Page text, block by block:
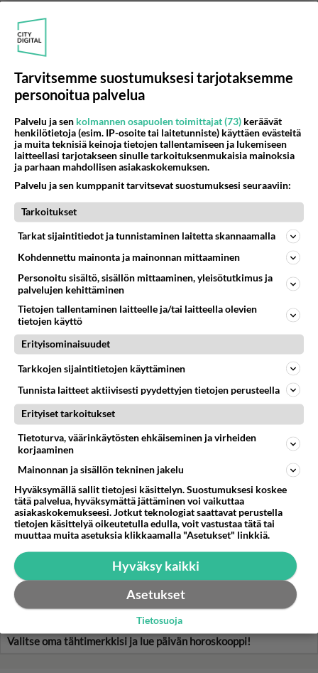
RESEPTIT
Kikhernepihvit on vaivaton
Nakkikeitto on arjen
pelastajakeitto.
Omenahillo kokoaa syksyn
omenasadon.
Joululimpussa maistuvat
fenkoli, pomeranssi ja anis.
Kantarellikastike on
loppukesän upea
sesonkiherkku, jonka teet
myös pakastesienistä.
HOROSKOOPPI
8.8.2026
Valitse oma tähtimerkkisi ja lue päivän horoskooppi!
Tarvitsemme suostumuksesi tarjotaksemme
personoitua palvelua
Palvelu ja sen kolmannen osapuolen toimittajat (73) keräävät
henkilötietoja (esim. IP-osoite tai laitetunniste) käyttäen evästeitä
ja muita teknisiä keinoja tietojen tallentamiseen ja lukemiseen
laitteellasi tarjotakseen sinulle tarkoituksenmukaisia mainoksia
ja parhaan mahdollisen asiakaskokemuksen.
Palvelu ja sen kumppanit tarvitsevat suostumuksesi seuraaviin:
Tarkoitukset
Tarkat sijaintitiedot ja tunnistaminen laitetta skannaamalla
Kohdennettu mainonta ja mainonnan mittaaminen
Personoitu sisältö, sisällön mittaaminen, yleisötutkimus ja
palvelujen kehittäminen
Tietojen tallentaminen laitteelle ja/tai laitteella olevien
tietojen käyttö
Erityisominaisuudet
Tarkkojen sijaintitietojen käyttäminen
Tunnista laitteet aktiivisesti pyydettyjen tietojen perusteella
Erityiset tarkoitukset
Tietoturva, väärinkäytösten ehkäiseminen ja virheiden
korjaaminen
Mainonnan ja sisällön tekninen jakelu
Hyväksymällä sallit tietojesi käsittelyn. Suostumuksesi koskee
tätä palvelua, hyväksymättä jättäminen voi vaikuttaa
asiakaskokemukseesi. Jotkut teknologiat saattavat perustella
tietojen käsittelyä oikeutetulla edulla, voit vastustaa tätä tai
muuttaa muita asetuksia klikkaamalla "Asetukset" linkkiä.
Hyväksy kaikki
Asetukset
Tietosuoja